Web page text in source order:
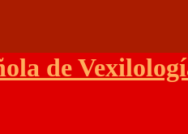
de